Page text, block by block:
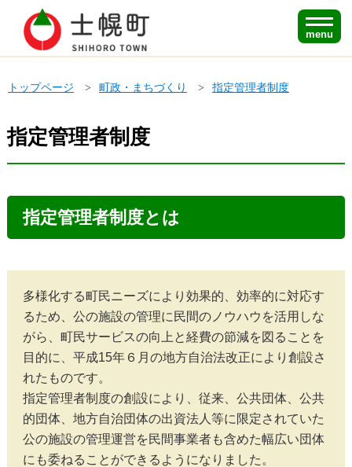
menu
トップページ 町政・まちづくり 指定管理者制度
指定管理者制度
指定管理者制度とは
多様化する町民ニーズにより効果的、効率的に対応す
るため、公の施設の管理に民間のノウハウを活用しな
がら、町民サービスの向上と経費の節減を図ることを
目的に、平成15年６月の地方自治法改正により創設さ
れたものです。
指定管理者制度の創設により、従来、公共団体、公共
的団体、地方自治団体の出資法人等に限定されていた
公の施設の管理運営を民間事業者も含めた幅広い団体
にも委ねることができるようになりました。